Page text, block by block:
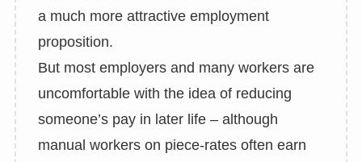
a much more attractive employment
proposition.
But most employers and many workers are
uncomfortable with the idea of reducing
someone’s pay in later life – although
manual workers on piece-rates often earn